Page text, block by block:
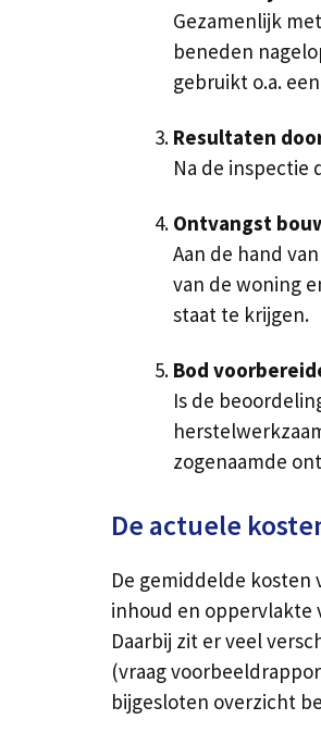
Gezamenlijk
beneden
gebruikt o.a.
Resultaten
Na de inspectie
Ontvangst
Aan de hand
van de woning
staat te krijgen.
Bod
Is de
zogenaamde
De actuele
De gemiddelde kosten
inhoud en oppervlakte
Daarbij zit er veel
(vraag
bijgesloten overzicht